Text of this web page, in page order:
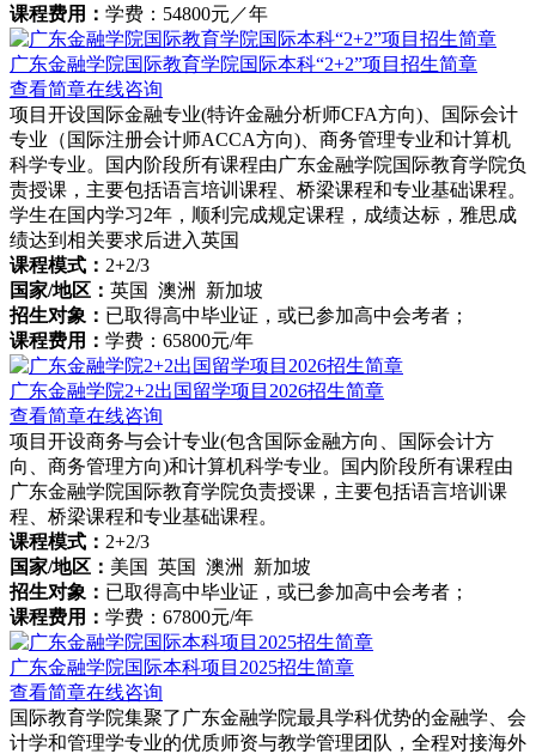
课程费用： 学费：54800元／年
广东金融学院国际教育学院国际本科“2+2”项目招生简章
查看简章在线咨询
项目开设国际金融专业(特许金融分析师CFA方向)、国际会计
专业（国际注册会计师ACCA方向)、商务管理专业和计算机
科学专业。国内阶段所有课程由广东金融学院国际教育学院负
责授课，主要包括语言培训课程、桥梁课程和专业基础课程。
学生在国内学习2年，顺利完成规定课程，成绩达标，雅思成
绩达到相关要求后进入英国
课程模式： 2+2/3
国家/地区： 英国 澳洲 新加坡
招生对象： 已取得高中毕业证，或已参加高中会考者；
课程费用： 学费：65800元/年
广东金融学院2+2出国留学项目2026招生简章
查看简章在线咨询
项目开设商务与会计专业(包含国际金融方向、国际会计方
向、商务管理方向)和计算机科学专业。国内阶段所有课程由
广东金融学院国际教育学院负责授课，主要包括语言培训课
程、桥梁课程和专业基础课程。
课程模式： 2+2/3
国家/地区： 美国 英国 澳洲 新加坡
招生对象： 已取得高中毕业证，或已参加高中会考者；
课程费用： 学费：67800元/年
广东金融学院国际本科项目2025招生简章
查看简章在线咨询
国际教育学院集聚了广东金融学院最具学科优势的金融学、会
计学和管理学专业的优质师资与教学管理团队，全程对接海外